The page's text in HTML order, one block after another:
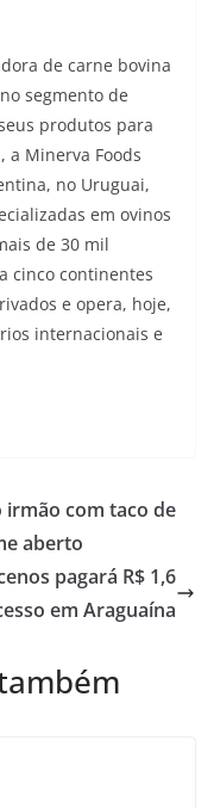
de carne bovina
segmento de
produtos para
a Minerva Foods
no Uruguai,
em ovinos
de 30 mil
cinco continentes
e opera, hoje,
internacionais e
com taco de
aberto
pagará R$ 1,6
em Araguaína